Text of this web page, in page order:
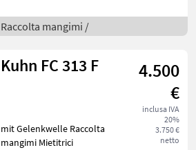
Maschine aktuell bei uns
am Lager steht. Wir inse
Raccolta mangimi /
Kuhn FC 313 F
4.500
€
inclusa IVA
20%
3.750 €
netto
mit Gelenkwelle Raccolta
mangimi Mietitrici